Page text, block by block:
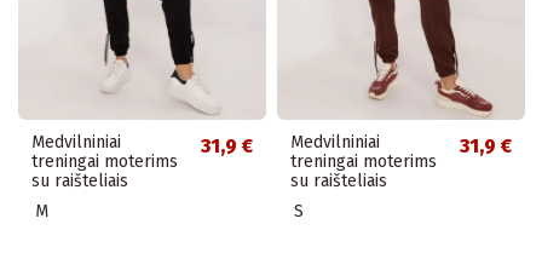
Medvilniniai
treningai moterims
su raišteliais
31,9 €
M
Medvilniniai
treningai moterims
su raišteliais
31,9 €
S